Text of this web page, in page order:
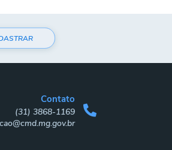
Contato
(31) 3868-1169